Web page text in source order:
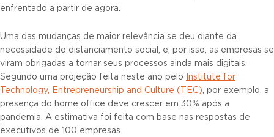
enfrentado a partir de agora.
Uma das mudanças de maior relevância se deu diante da
necessidade do distanciamento social, e, por isso, as empresas se
viram obrigadas a tornar seus processos ainda mais digitais.
Segundo uma projeção feita neste ano pelo
Institute for
Technology, Entrepreneurship and Culture (TEC), por exemplo, a
presença do home office deve crescer em 30% após a
pandemia. A estimativa foi feita com base nas respostas de
executivos de 100 empresas.